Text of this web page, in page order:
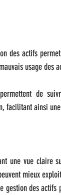
des actifs
usage des
de
facilitant ainsi
une vue claire
mieux
gestion des